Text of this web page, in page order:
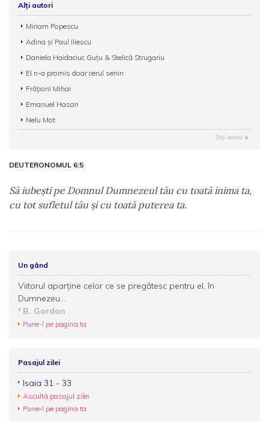
Alți autori
Miriam Popescu
Adina și Paul Iliescu
Daniela Haidaciuc Guțu & Stelică Strugariu
El n-a promis doar cerul senin
Frățiorii Mihai
Emanuel Hasan
Nelu Mot
Toţi autorii
DEUTERONOMUL 6:5
Să iubeşti pe Domnul Dumnezeul tău cu toată inima ta,
cu tot sufletul tău şi cu toată puterea ta.
Un gând
Viitorul aparţine celor ce se pregătesc pentru el, în
Dumnezeu...
B. Gordon
Pune-l pe pagina ta
Pasajul zilei
Isaia 31 - 33
Ascultă pasajul zilei
Pune-l pe pagina ta